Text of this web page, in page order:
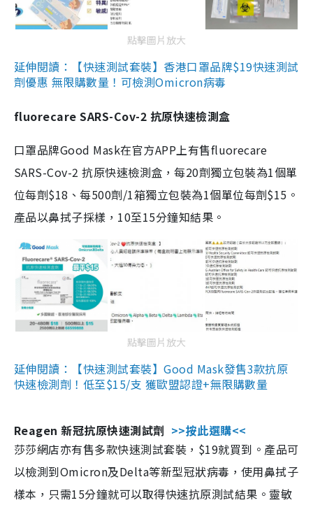
點擊圖片放大
延伸閱讀：【快速測試套裝】香港口罩品牌$19快速測試
劑優惠 無限購數量！可檢測Omicron病毒
fluorecare SARS-Cov-2 抗原快速檢測盒
口罩品牌Good Mask在官方APP上有售fluorecare
SARS-Cov-2 抗原快速檢測盒，每20劑獨立包裝為1個單
位每劑$18、每500劑/1箱獨立包裝為1個單位每劑$15。
產品以鼻拭子採樣，10至15分鐘知結果。
點擊圖片放大
延伸閱讀：【快速測試套裝】Good Mask發售3款抗原
快速檢測劑！低至$15/支 獲歐盟認證+無限購數量
Reagen 新冠抗原快速測試劑 >>按此選購<<
莎莎網店亦有售多款快速測試套裝，$19就買到。產品可
以檢測到Omicron及Delta等新型冠狀病毒，使用鼻拭子
樣本，只需15分鐘就可以取得快速抗原測試結果。靈敏